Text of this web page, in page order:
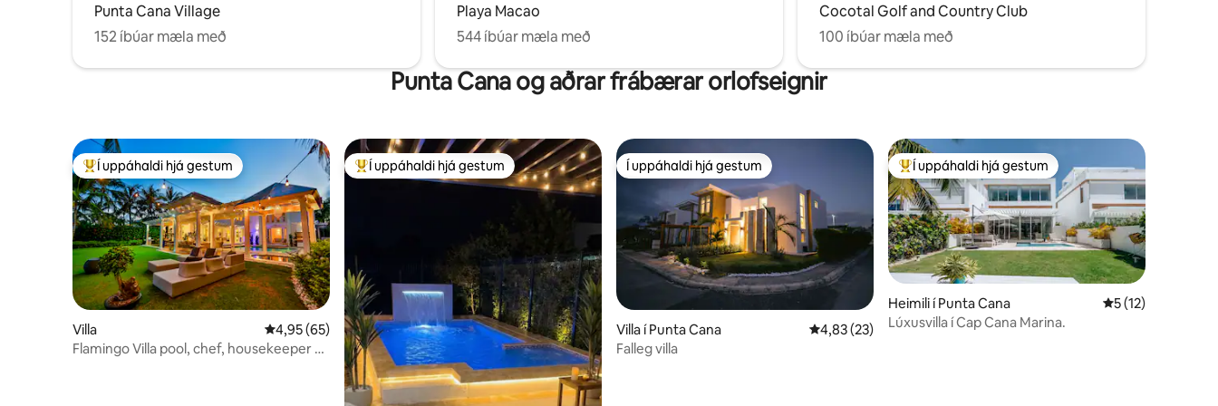
Punta Cana Village
152 íbúar mæla með
Playa Macao
544 íbúar mæla með
Cocotal Golf and Country Club
100 íbúar mæla með
Punta Cana og aðrar frábærar orlofseignir
Í mestu uppáhaldi hjá gestum
Í uppáhaldi hjá gestum
Villa 4,95 af 5 í meðaleinkunn, 65 umsagnir
4,95 (65)
Flamingo Villa pool, chef, housekeeper +
Í mestu uppáhaldi hjá gestum
Í uppáhaldi hjá gestum Í uppáhaldi hjá gestum
Í uppáhaldi hjá gestum
Villa í Punta Cana 4,83 af 5 í meðaleinkunn, 23 umsagnir
4,83 (23)
Falleg villa
Í mestu uppáhaldi hjá gestum
Í uppáhaldi hjá gestum
Heimili í Punta Cana 5 af 5 í
5 (12)
Lúxusvilla í Cap Cana Marina.